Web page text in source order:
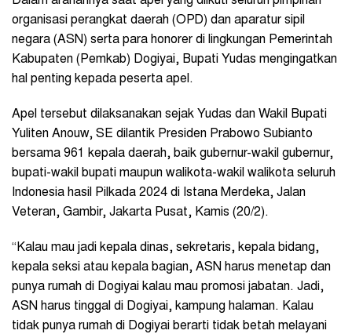
organisasi perangkat daerah (OPD) dan aparatur sipil
negara (ASN) serta para honorer di lingkungan Pemerintah
Kabupaten (Pemkab) Dogiyai, Bupati Yudas mengingatkan
hal penting kepada peserta apel.
Apel tersebut dilaksanakan sejak Yudas dan Wakil Bupati
Yuliten Anouw, SE dilantik Presiden Prabowo Subianto
bersama 961 kepala daerah, baik gubernur-wakil gubernur,
bupati-wakil bupati maupun walikota-wakil walikota seluruh
Indonesia hasil Pilkada 2024 di Istana Merdeka, Jalan
Veteran, Gambir, Jakarta Pusat, Kamis (20/2).
“Kalau mau jadi kepala dinas, sekretaris, kepala bidang,
kepala seksi atau kepala bagian, ASN harus menetap dan
punya rumah di Dogiyai kalau mau promosi jabatan. Jadi,
ASN harus tinggal di Dogiyai, kampung halaman. Kalau
tidak punya rumah di Dogiyai berarti tidak betah melayani